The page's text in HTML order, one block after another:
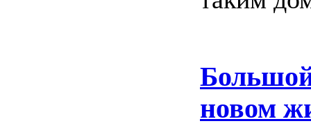
новом